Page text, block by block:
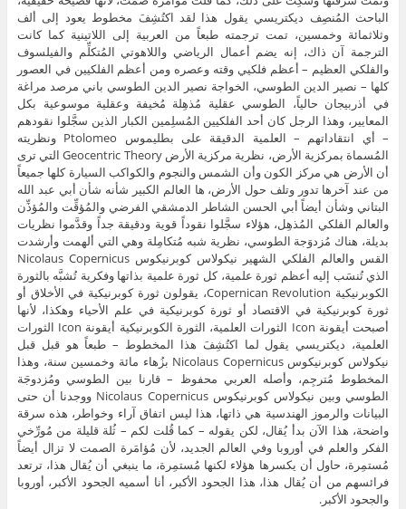
الباحث المُنصِف ديكتريسي يقول هذا لقد اكتُشِفَ مخطوط يعود إلى ألف
وثلاثمائة وخمسين، تمت ترجمته طبعاً من العربية إلى اللاتينية كما كانت
الترجمة آن ذاك، إنه يضم أعمال الرياضي واللاهوتي المُتكلِّم والفيلسوف
والفلكي العظيم – أعظم فلكيي وقته وعصره ومن أعظم الفلكيين في العصور
كلها – نصير الدين الطوسي، الخواجة نصير الدين الطوسي باني مرصد مراغة
في أذربيجان حالياً، الطوسي عقلية مُذهِلة مُخيفة وعقلية موسوعية بكل
المعايير، وهذا الرجل كان أحد الفلكيين المُسلِمين الكبار الذين سجَّلوا نقودهم
– أي انتقاداتهم – العلمية الدقيقة على بطليموس Ptolomeo ونظريته
المُسماة بمركزية الأرض، نظرية مركزية الأرض Geocentric Theory التي ترى
أن الأرض هي مركز الكون وأن الشمس والنجوم والكواكب السيارة كلها جميعاً
من عند آخرها تدور وتلف حول الأرض، ها العالم الكبير شأنه شأن أبي عبد الله
البتاني وشأن أيضاً أبي الحسن الشاطر الدمشقي الفرضي والمُؤقِّت والمُؤذِّن
والعالم الفلكي المُذهِل، هؤلاء سجَّلوا نقوداً قوية ودقيقة جداً وقدَّموا نظريات
بديلة، هناك مُزدوَجة الطوسي، نظرية شبه مُتكامِلة وهي التي ألهمت وأرشدت
القس والعالم الفلكي الشهير نيكولاس كوبرنيكوس Nicolaus Copernicus
الذي تُنسَب إليه أعظم ثورة علمية، كل ثورة علمية بذاتها وفكرية تُشبَّه بالثورة
الكوبرنيكية Copernican Revolution، يقولون ثورة كوبرنيكية في الأخلاق أو
ثورة كوبرنيكية في الاقتصاد أو ثورة كوبرنيكية في علم الأحياء وهكذا، لأنها
أصبحت أيقونة Icon الثورات العلمية، الثورة الكوبرنيكية أيقونة Icon الثورات
العلمية، ديكتريسي يقول لما اكتُشِفَ هذا المخطوط – طبعاً هو قبل قبل
نيكولاس كوبرنيكوس Nicolaus Copernicus بزُهاء مائة وخمسين سنة، وهذا
المخطوط مُترجِم، وأصله العربي محفوظ – قارنا بين الطوسي ومُزدوجَة
الطوسي وبين نيكولاس كوبرنيكوس Nicolaus Copernicus ووجدنا أن حتى
البيانات والرموز الهندسية هي ذاتها، هذا ليس اتفاق آراء وخواطر، هذه سرقة
واضحة، هذا الآن بدأ يُقال، لكن يقوله – كما قُلت لكم – ثُلة قليلة من مُورِّخي
الفكر والعلم في أوروبا وفي العالم الجديد، لأن مُؤامَرة الصمت لا تزال أيضاً
مُستمِرة، حاول أن يكسرها هؤلاء لكنها مُستمِرة، ما ينبغي أن يُقال هذا، ترتعد
فرائسهم من أن يُقال هذا، هذا الجحود الأكبر، أنا أسميه الجحود الأكبر، أوروبا
والجحود الأكبر.